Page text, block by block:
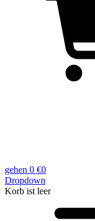
gehen 0 €0
Dropdown
Korb ist leer